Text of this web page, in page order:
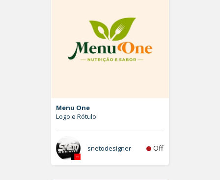
Menu One
Logo e Rótulo
snetodesigner Off